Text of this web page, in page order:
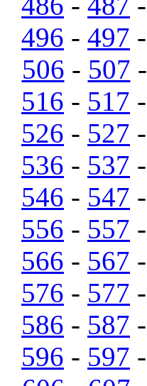
496 - 497 -
506 - 507 -
516 - 517 -
526 - 527 -
536 - 537 -
546 - 547 -
556 - 557 -
566 - 567 -
576 - 577 -
586 - 587 -
596 - 597 -